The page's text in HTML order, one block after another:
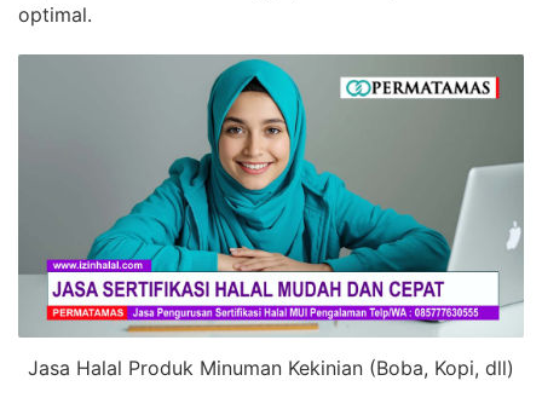
optimal.
Jasa Halal Produk Minuman Kekinian (Boba, Kopi, dll)